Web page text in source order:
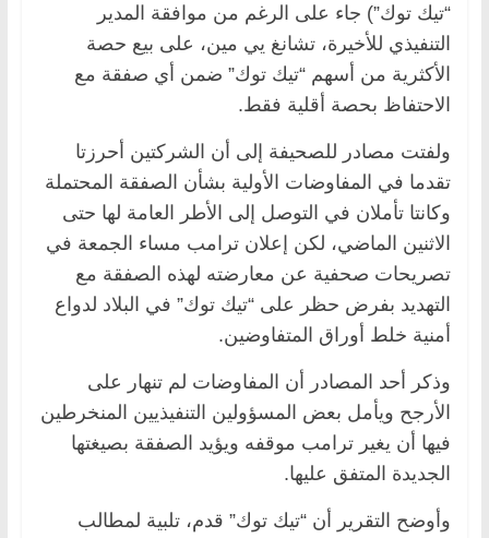
“تيك توك”) جاء على الرغم من موافقة المدير
التنفيذي للأخيرة، تشانغ يي مين، على بيع حصة
الأكثرية من أسهم “تيك توك” ضمن أي صفقة مع
الاحتفاظ بحصة أقلية فقط.
ولفتت مصادر للصحيفة إلى أن الشركتين أحرزتا
تقدما في المفاوضات الأولية بشأن الصفقة المحتملة
وكانتا تأملان في التوصل إلى الأطر العامة لها حتى
الاثنين الماضي، لكن إعلان ترامب مساء الجمعة في
تصريحات صحفية عن معارضته لهذه الصفقة مع
التهديد بفرض حظر على “تيك توك” في البلاد لدواع
أمنية خلط أوراق المتفاوضين.
وذكر أحد المصادر أن المفاوضات لم تنهار على
الأرجح ويأمل بعض المسؤولين التنفيذيين المنخرطين
فيها أن يغير ترامب موقفه ويؤيد الصفقة بصيغتها
الجديدة المتفق عليها.
وأوضح التقرير أن “تيك توك” قدم، تلبية لمطالب